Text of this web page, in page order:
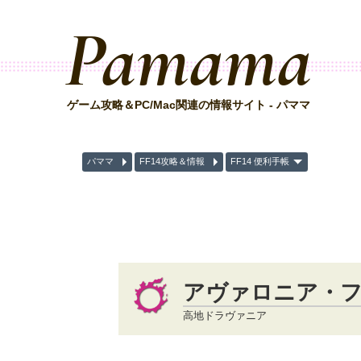
Pamama
ゲーム攻略＆PC/Mac関連の情報サイト - パママ
パママ FF14攻略＆情報 FF14 便利手帳
アヴァロニア・
高地ドラヴァニア